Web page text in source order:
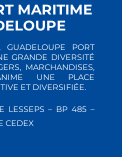
MARITIME
GUADELOUPE PORT
GRANDE DIVERSITÉ
MARCHANDISES,
UNE PLACE
ET DIVERSIFIÉE.
LESSEPS – BP 485 –
CEDEX